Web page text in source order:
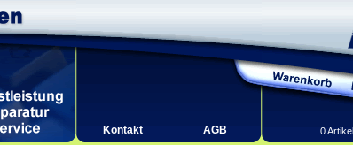
Kontakt AGB 0